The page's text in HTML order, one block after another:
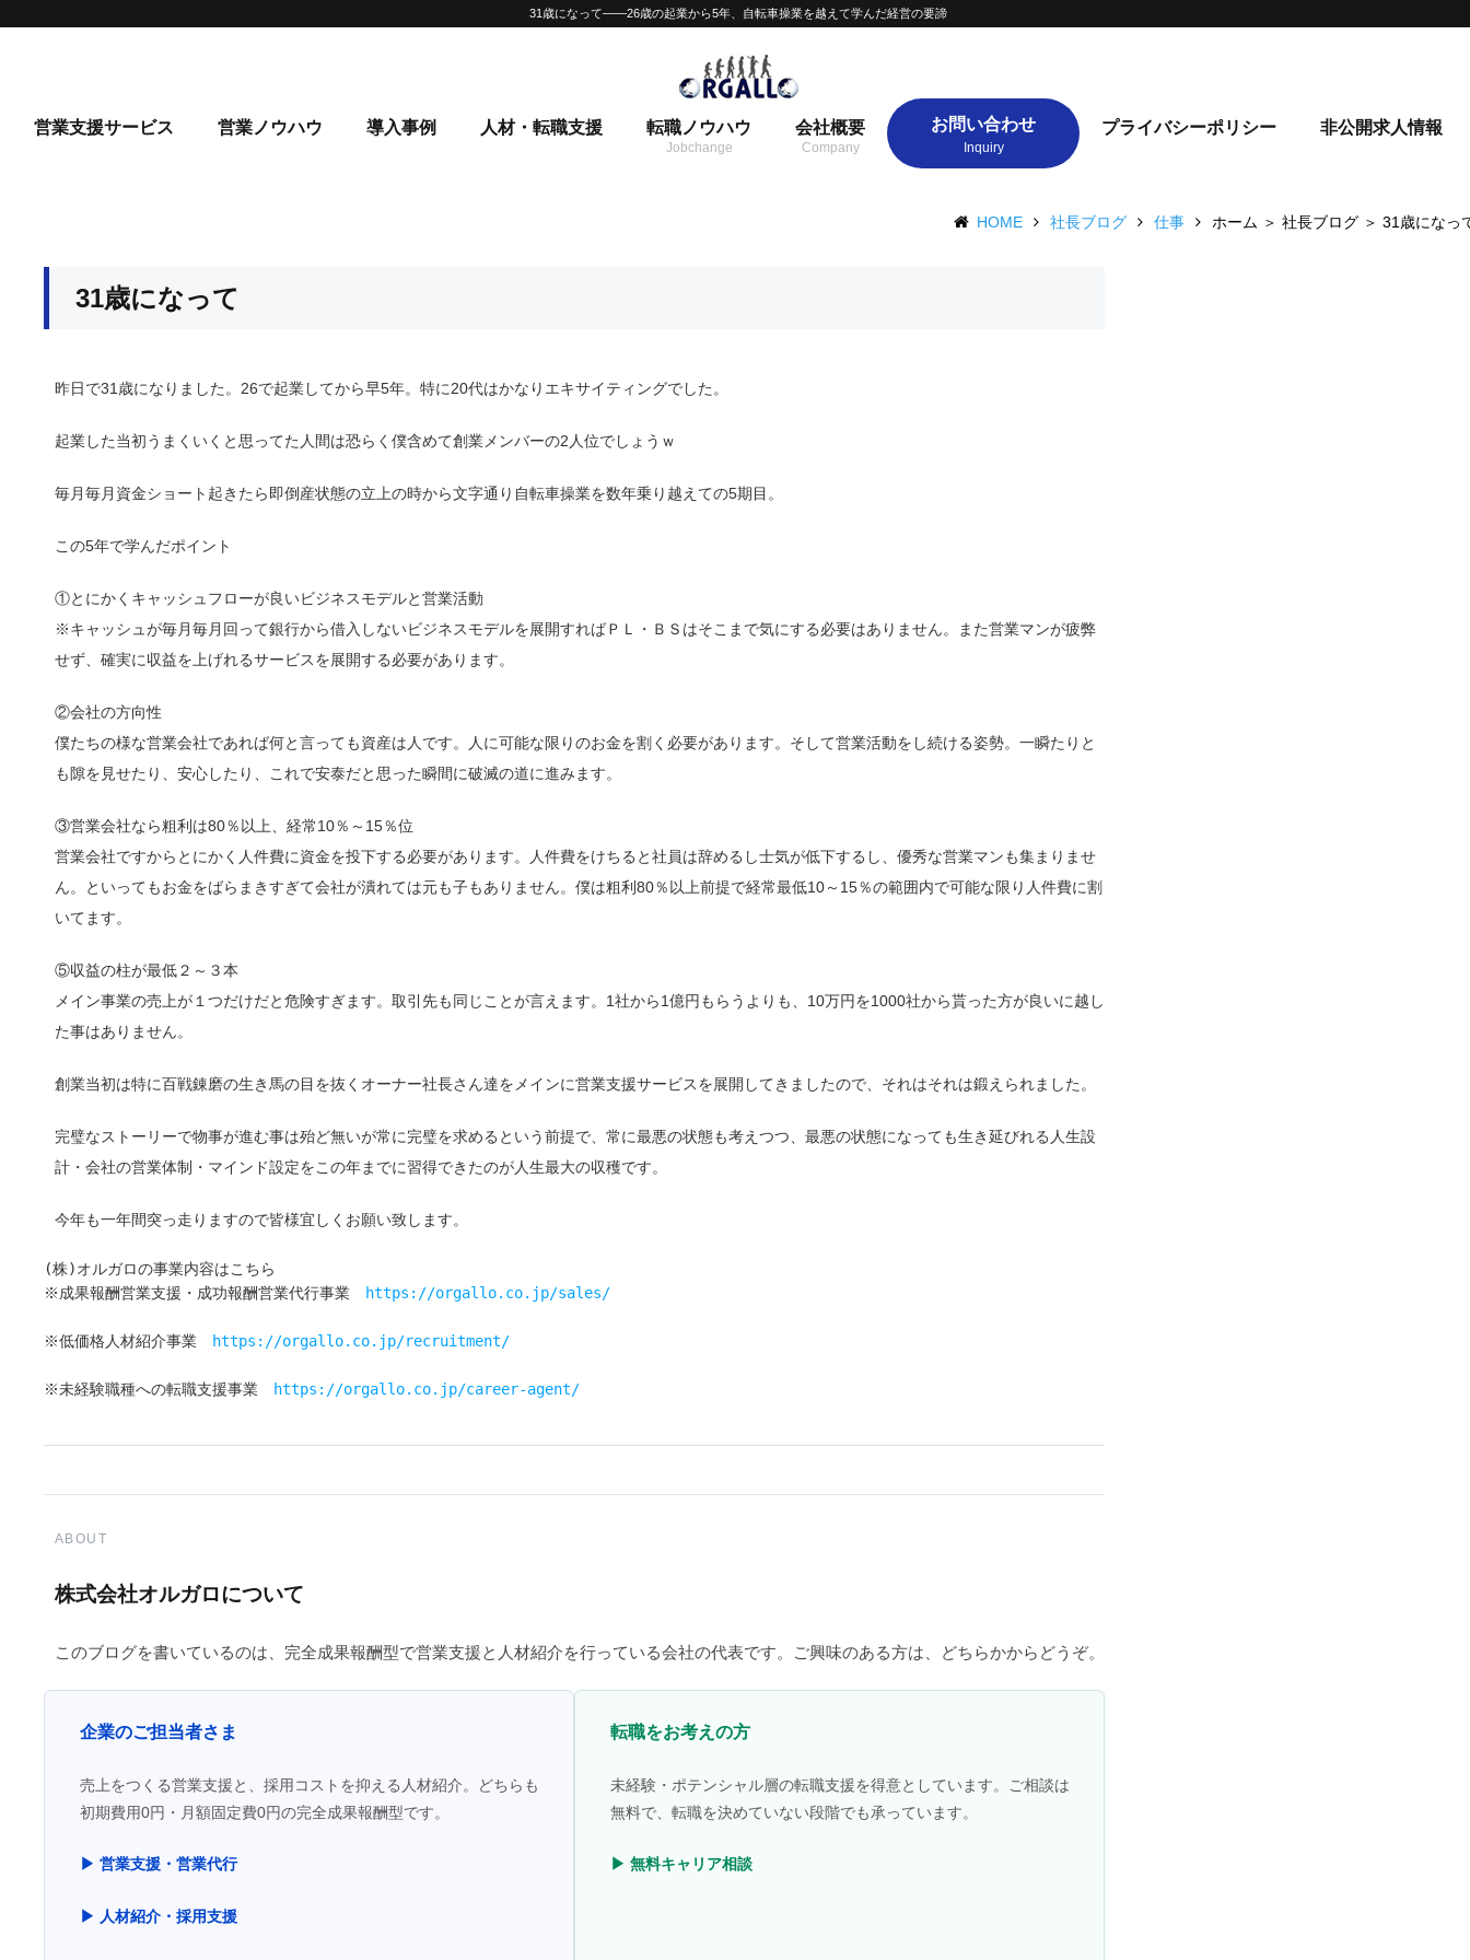
31歳になって——26歳の起業から5年、自転車操業を越えて学んだ経営の要諦
営業支援サービス 営業ノウハウ 導入事例 人材・転職支援 転職ノウハウ 会社概要 お問い合わせ プライバシーポリシー 非公開求人情報
HOME 社長ブログ 仕事 ホーム ＞ 社長ブログ ＞ 31歳になっ
31歳になって
昨日で31歳になりました。26で起業してから早5年。特に20代はかなりエキサイティングでした。
起業した当初うまくいくと思ってた人間は恐らく僕含めて創業メンバーの2人位でしょうｗ
毎月毎月資金ショート起きたら即倒産状態の立上の時から文字通り自転車操業を数年乗り越えての5期目。
この5年で学んだポイント
①とにかくキャッシュフローが良いビジネスモデルと営業活動
※キャッシュが毎月毎月回って銀行から借入しないビジネスモデルを展開すればＰＬ・ＢＳはそこまで気にする必要はありません。また営業マンが疲弊
せず、確実に収益を上げれるサービスを展開する必要があります。
②会社の方向性
僕たちの様な営業会社であれば何と言っても資産は人です。人に可能な限りのお金を割く必要があります。そして営業活動をし続ける姿勢。一瞬たりと
も隙を見せたり、安心したり、これで安泰だと思った瞬間に破滅の道に進みます。
③営業会社なら粗利は80％以上、経常10％～15％位
営業会社ですからとにかく人件費に資金を投下する必要があります。人件費をけちると社員は辞めるし士気が低下するし、優秀な営業マンも集まりませ
ん。といってもお金をばらまきすぎて会社が潰れては元も子もありません。僕は粗利80％以上前提で経常最低10～15％の範囲内で可能な限り人件費に割
いてます。
⑤収益の柱が最低２～３本
メイン事業の売上が１つだけだと危険すぎます。取引先も同じことが言えます。1社から1億円もらうよりも、10万円を1000社から貰った方が良いに越し
た事はありません。
創業当初は特に百戦錬磨の生き馬の目を抜くオーナー社長さん達をメインに営業支援サービスを展開してきましたので、それはそれは鍛えられました。
完璧なストーリーで物事が進む事は殆ど無いが常に完璧を求めるという前提で、常に最悪の状態も考えつつ、最悪の状態になっても生き延びれる人生設
計・会社の営業体制・マインド設定をこの年までに習得できたのが人生最大の収穫です。
今年も一年間突っ走りますので皆様宜しくお願い致します。
(株)オルガロの事業内容はこちら
※成果報酬営業支援・成功報酬営業代行事業
https://orgallo.co.jp/sales/
※低価格人材紹介事業 https://orgallo.co.jp/recruitment/
※未経験職種への転職支援事業 https://orgallo.co.jp/career-agent/
ABOUT
株式会社オルガロについて
このブログを書いているのは、完全成果報酬型で営業支援と人材紹介を行っている会社の代表です。ご興味のある方は、どちらかからどうぞ。
企業のご担当者さま
売上をつくる営業支援と、採用コストを抑える人材紹介。どちらも
初期費用0円・月額固定費0円の完全成果報酬型です。
▶ 営業支援・営業代行
▶ 人材紹介・採用支援
転職をお考えの方
未経験・ポテンシャル層の転職支援を得意としています。ご相談は
無料で、転職を決めていない段階でも承っています。
▶ 無料キャリア相談